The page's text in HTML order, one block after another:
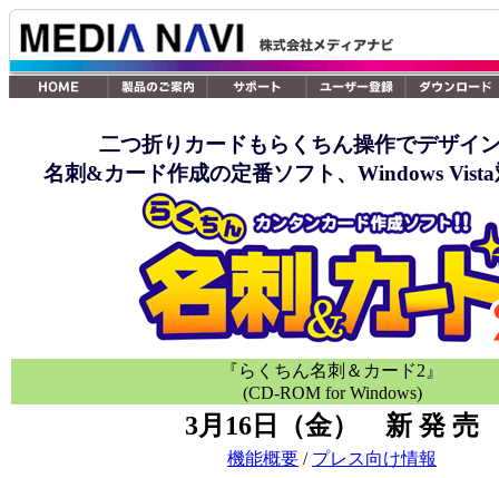
二つ折りカードもらくちん操作でデザイ
名刺&カード作成の定番ソフト、Windows
『らくちん名刺＆カード2』
(CD-ROM for Windows)
3月16日（金） 新 発 売
機能概要 / プレス向け情報